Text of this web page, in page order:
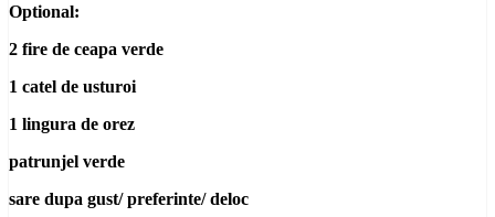
Optional:
2 fire de ceapa verde
1 catel de usturoi
1 lingura de orez
patrunjel verde
sare dupa gust/ preferinte/ deloc